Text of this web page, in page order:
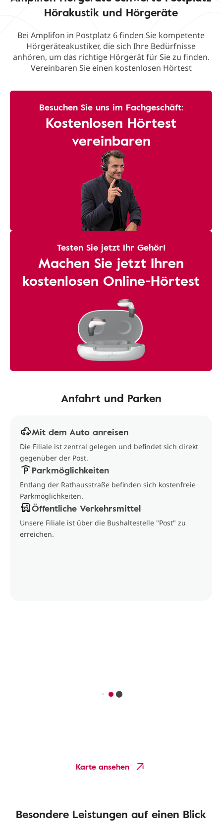
Hörakustik und Hörgeräte
Bei Amplifon in Postplatz 6 finden Sie kompetente
Hörgeräteakustiker, die sich Ihre Bedürfnisse
anhören, um das richtige Hörgerät für Sie zu finden.
Vereinbaren Sie einen kostenlosen Hörtest
Besuchen Sie uns im Fachgeschäft:
Kostenlosen Hörtest
vereinbaren
Testen Sie jetzt Ihr Gehör!
Machen Sie jetzt Ihren
kostenlosen Online-Hörtest
Anfahrt und Parken
Mit dem Auto anreisen
Die Filiale ist zentral gelegen und befindet sich direkt
gegenüber der Post.
Parkmöglichkeiten
Entlang der Rathausstraße befinden sich kostenfreie
Parkmöglichkeiten.
Öffentliche Verkehrsmittel
Unsere Filiale ist über die Bushaltestelle "Post" zu
erreichen.
Karte ansehen
Besondere Leistungen auf einen Blick